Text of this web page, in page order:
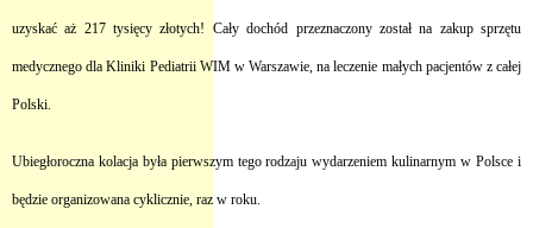
uzyskać aż 217 tysięcy złotych! Cały dochód przeznaczony został na zakup sprzętu
medycznego dla Kliniki Pediatrii WIM w Warszawie, na leczenie małych pacjentów z całej
Polski.
Ubiegłoroczna kolacja była pierwszym tego rodzaju wydarzeniem kulinarnym w Polsce i
będzie organizowana cyklicznie, raz w roku.